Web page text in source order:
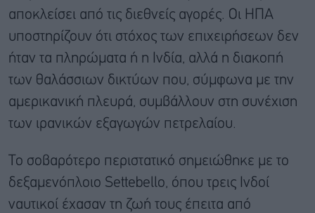
αποκλείσει από τις διεθνείς αγορές. Οι ΗΠΑ
υποστηρίζουν ότι στόχος των επιχειρήσεων δεν
ήταν τα πληρώματα ή η Ινδία, αλλά η διακοπή
των θαλάσσιων δικτύων που, σύμφωνα με την
αμερικανική πλευρά, συμβάλλουν στη συνέχιση
των ιρανικών εξαγωγών πετρελαίου.
Το σοβαρότερο περιστατικό σημειώθηκε με το
δεξαμενόπλοιο Settebello, όπου τρεις Ινδοί
ναυτικοί έχασαν τη ζωή τους έπειτα από